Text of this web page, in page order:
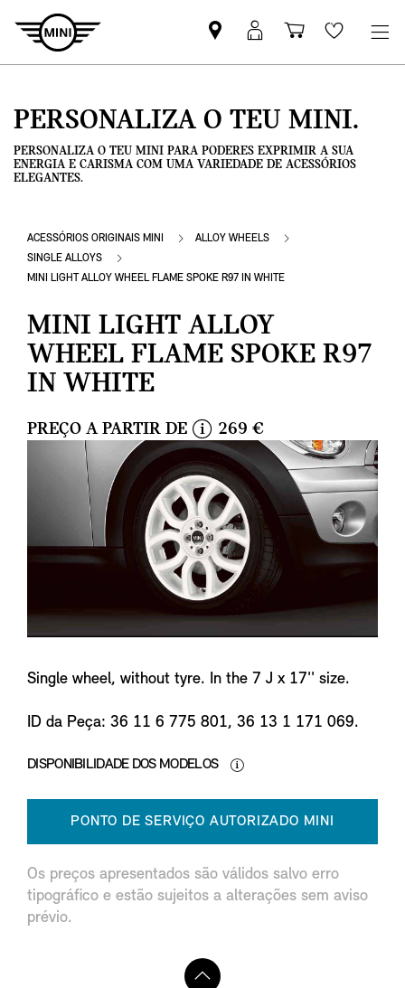
Pesquisar
parceiro
Iniciar
sessão
Carrinho
de
Wishlist
PERSONALIZA O TEU MINI.
PERSONALIZA O TEU MINI PARA PODERES EXPRIMIR A SUA
ENERGIA E CARISMA COM UMA VARIEDADE DE ACESSÓRIOS
ELEGANTES.
ACESSÓRIOS ORIGINAIS MINI
ALLOY WHEELS
SINGLE ALLOYS
MINI LIGHT ALLOY WHEEL FLAME SPOKE R97 IN WHITE
MINI LIGHT ALLOY
WHEEL FLAME SPOKE R97
IN WHITE
PREÇO A PARTIR DE
i
n
f
o
269 €
Single wheel, without tyre. In the 7 J x 17'' size.
ID da Peça: 36 11 6 775 801, 36 13 1 171 069.
DISPONIBILIDADE DOS MODELOS
PONTO DE SERVIÇO AUTORIZADO MINI
Os preços apresentados são válidos salvo erro
tipográfico e estão sujeitos a alterações sem aviso
prévio.